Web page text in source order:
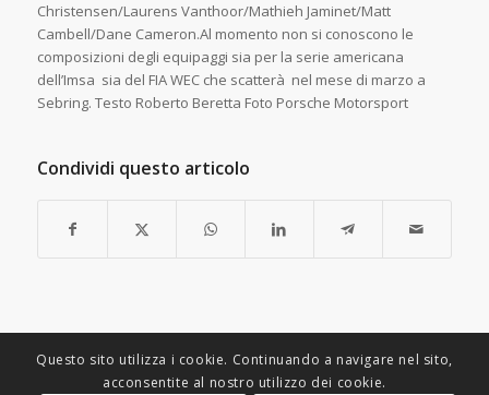
Christensen/Laurens Vanthoor/Mathieh Jaminet/Matt
Cambell/Dane Cameron.Al momento non si conoscono le
composizioni degli equipaggi sia per la serie americana
dell’Imsa sia del FIA WEC che scatterà nel mese di marzo a
Sebring. Testo Roberto Beretta Foto Porsche Motorsport
Condividi questo articolo
Questo sito utilizza i cookie. Continuando a navigare nel sito,
acconsentite al nostro utilizzo dei cookie.